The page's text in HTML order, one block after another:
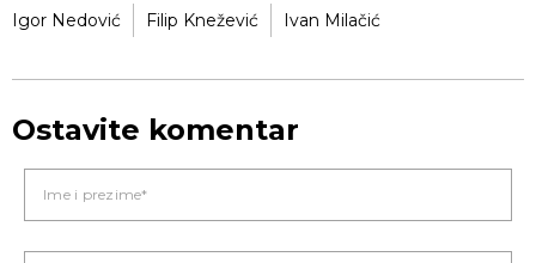
Igor Nedović Filip Knežević Ivan Milačić
Ostavite komentar